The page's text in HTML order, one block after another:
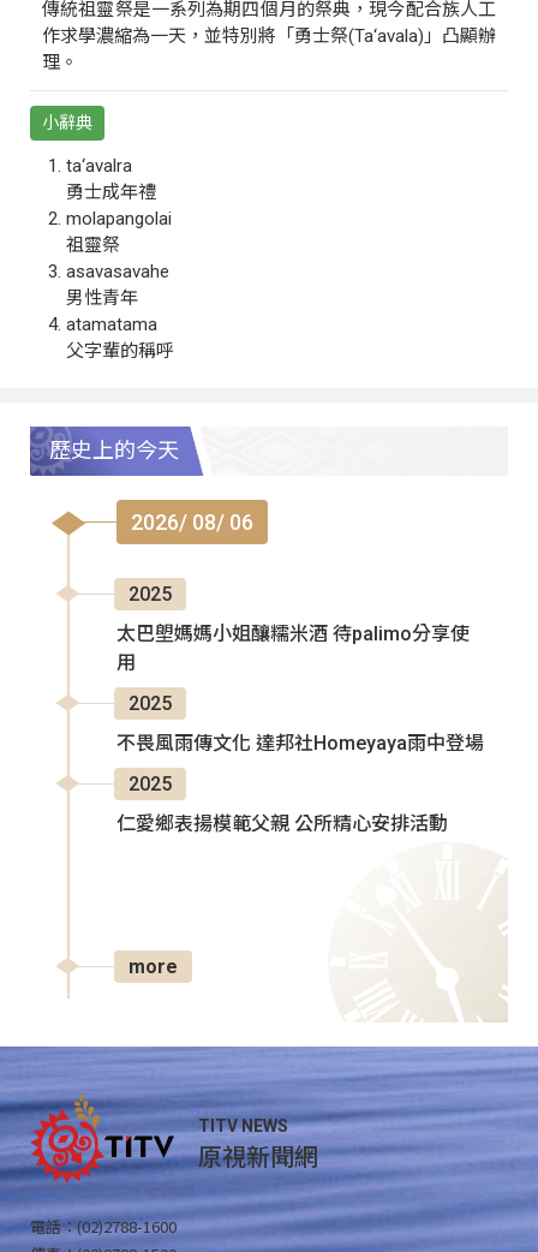
傳統祖靈祭是一系列為期四個月的祭典，現今配合族人工
作求學濃縮為一天，並特別將「勇士祭(Ta‘avala)」凸顯辦
理。
小辭典
ta‘avalra
勇士成年禮
molapangolai
祖靈祭
asavasavahe
男性青年
atamatama
父字輩的稱呼
歷史上的今天
2026/ 08/ 06
2025
太巴塱媽媽小姐釀糯米酒 待palimo分享使
用
2025
不畏風雨傳文化 達邦社Homeyaya雨中登場
2025
仁愛鄉表揚模範父親 公所精心安排活動
more
TITV NEWS
原視新聞網
電話：(02)2788-1600